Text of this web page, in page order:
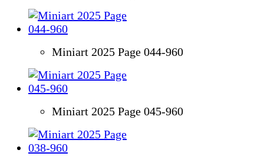
Miniart 2025 Page 044-960
Miniart 2025 Page 045-960